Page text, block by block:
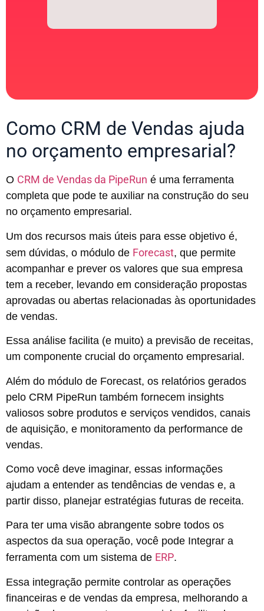
Como CRM de Vendas ajuda
no orçamento empresarial?
O CRM de Vendas da PipeRun é uma ferramenta
completa que pode te auxiliar na construção do seu
no orçamento empresarial.
Um dos recursos mais úteis para esse objetivo é,
sem dúvidas, o módulo de Forecast, que permite
acompanhar e prever os valores que sua empresa
tem a receber, levando em consideração propostas
aprovadas ou abertas relacionadas às oportunidades
de vendas.
Essa análise facilita (e muito) a previsão de receitas,
um componente crucial do orçamento empresarial.
Além do módulo de Forecast, os relatórios gerados
pelo CRM PipeRun também fornecem insights
valiosos sobre produtos e serviços vendidos, canais
de aquisição, e monitoramento da performance de
vendas.
Como você deve imaginar, essas informações
ajudam a entender as tendências de vendas e, a
partir disso, planejar estratégias futuras de receita.
Para ter uma visão abrangente sobre todos os
aspectos da sua operação, você pode Integrar a
ferramenta com um sistema de ERP.
Essa integração permite controlar as operações
financeiras e de vendas da empresa, melhorando a